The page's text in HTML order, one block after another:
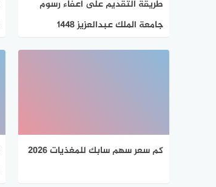
طريقة التقديم على اعفاء رسوم
جامعة الملك عبدالعزيز 1448
كم سعر سهم سابك للمغذيات 2026